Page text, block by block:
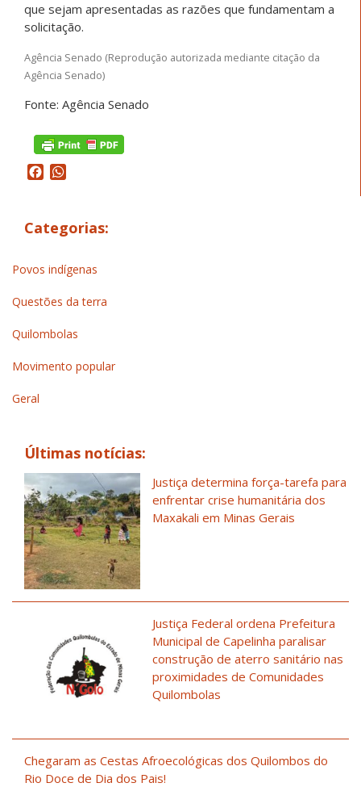
que sejam apresentadas as razões que fundamentam a
solicitação.
Agência Senado (Reprodução autorizada mediante citação da
Agência Senado)
Fonte: Agência Senado
Facebook
Categorias:
Povos indígenas
Questões da terra
Quilombolas
Movimento popular
Geral
Últimas notícias:
Justiça determina força-tarefa para
enfrentar crise humanitária dos
Maxakali em Minas Gerais
Justiça Federal ordena Prefeitura
Municipal de Capelinha paralisar
construção de aterro sanitário nas
proximidades de Comunidades
Quilombolas
Chegaram as Cestas Afroecológicas dos Quilombos do
Rio Doce de Dia dos Pais!